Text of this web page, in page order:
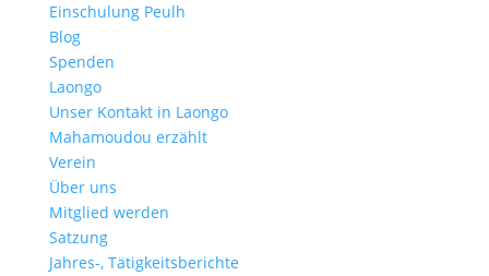
Einschulung Peulh
Blog
Spenden
Laongo
Unser Kontakt in Laongo
Mahamoudou erzählt
Verein
Über uns
Mitglied werden
Satzung
Jahres-, Tätigkeitsberichte